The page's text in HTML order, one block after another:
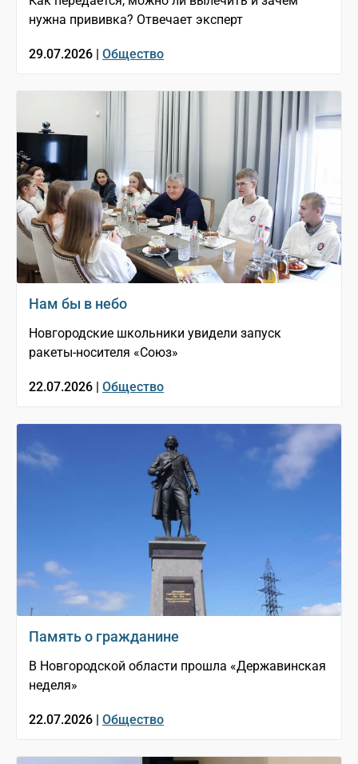
нужна прививка? Отвечает эксперт
29.07.2026 | Общество
Нам бы в небо
Новгородские школьники увидели запуск
ракеты-носителя «Союз»
22.07.2026 | Общество
Память о гражданине
В Новгородской области прошла «Державинская
неделя»
22.07.2026 | Общество